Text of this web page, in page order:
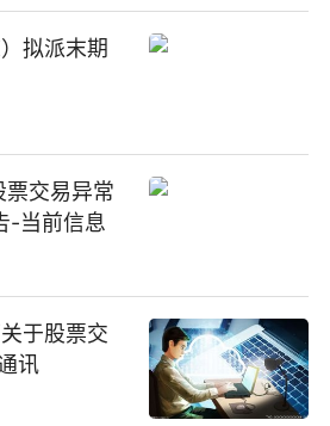
拟派末期
票交易异常
-当前信息
于股票交
讯